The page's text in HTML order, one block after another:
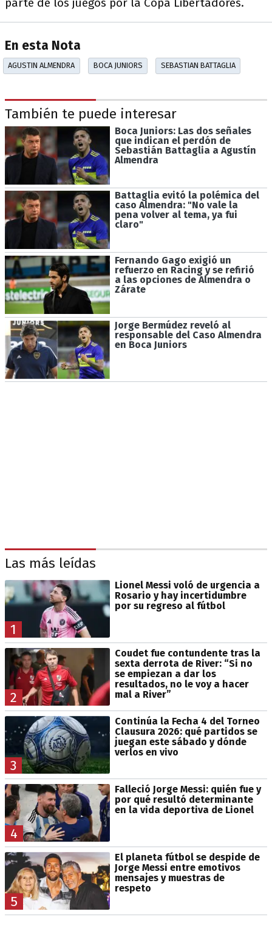
En esta Nota
AGUSTIN ALMENDRA BOCA JUNIORS SEBASTIAN BATTAGLIA
También te puede interesar
Boca Juniors: Las dos señales
que indican el perdón de
Sebastián Battaglia a Agustín
Almendra
Battaglia evitó la polémica del
caso Almendra: "No vale la
pena volver al tema, ya fui
claro"
Fernando Gago exigió un
refuerzo en Racing y se refirió
a las opciones de Almendra o
Zárate
Jorge Bermúdez reveló al
responsable del Caso Almendra
en Boca Juniors
Las más leídas
1
Lionel Messi voló de urgencia a
Rosario y hay incertidumbre
por su regreso al fútbol
2
Coudet fue contundente tras la
sexta derrota de River: “Si no
se empiezan a dar los
resultados, no le voy a hacer
mal a River”
3
Continúa la Fecha 4 del Torneo
Clausura 2026: qué partidos se
juegan este sábado y dónde
verlos en vivo
4
Falleció Jorge Messi: quién fue y
por qué resultó determinante
en la vida deportiva de Lionel
5
El planeta fútbol se despide de
Jorge Messi entre emotivos
mensajes y muestras de
respeto